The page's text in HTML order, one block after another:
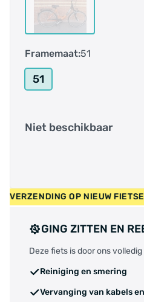
Framemaat:51
51
Niet beschikbaar
VERZENDING OP NIEUW
GING ZITTEN EN
Deze fiets is door ons
Reiniging en smering
Vervanging van kabels